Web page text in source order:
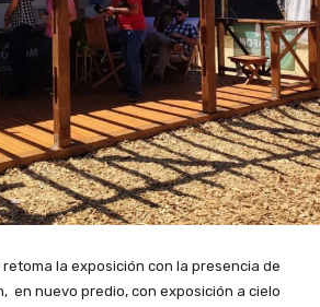
la exposición con la presencia de
en nuevo predio, con exposición a cielo